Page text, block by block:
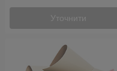
Уточнити